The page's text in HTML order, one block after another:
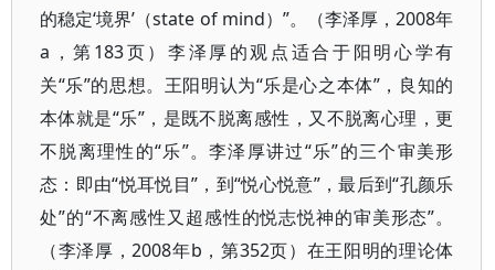
的稳定‘境界’（state of mind）”。（李泽厚，2008年
a，第183页）李泽厚的观点适合于阳明心学有
关“乐”的思想。王阳明认为“乐是心之本体”，良知的
本体就是“乐”，是既不脱离感性，又不脱离心理，更
不脱离理性的“乐”。李泽厚讲过“乐”的三个审美形
态：即由“悦耳悦目”，到“悦心悦意”，最后到“孔颜乐
处”的“不离感性又超感性的悦志悦神的审美形态”。
（李泽厚，2008年b，第352页）在王阳明的理论体